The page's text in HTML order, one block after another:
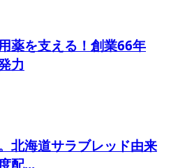
薬を支える！創業66年
力
北海道サラブレッド由来
配...